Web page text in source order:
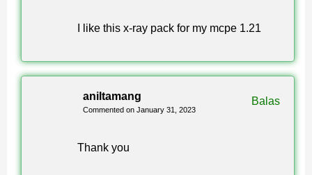
I like this x-ray pack for my mcpe 1.21
aniltamang
Commented on January 31, 2023
Thank you
Balas